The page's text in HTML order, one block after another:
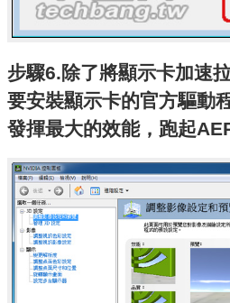
步驟6.除了將顯示卡加速
要安裝顯示卡的官方驅動
發揮最大的效能，跑起